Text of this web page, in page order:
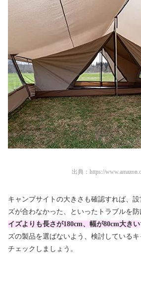
出典： https://
キャンプサイトの大きさも確認すれば、
ズが合わなかった、といったトラブルを防
イズよりも長さが180cm、幅が80cm大きい
ズの製品を選ばないよう、検討している
チェックしましょう。